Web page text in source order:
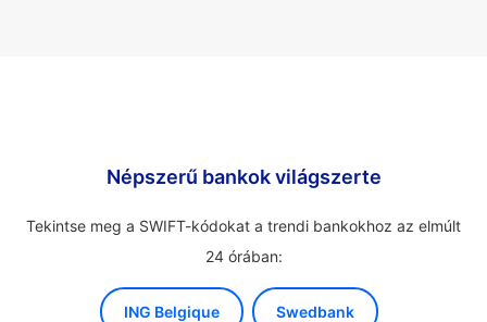
Népszerű bankok világszerte
Tekintse meg a SWIFT-kódokat a trendi bankokhoz az elmúlt
24 órában:
ING Belgique Swedbank